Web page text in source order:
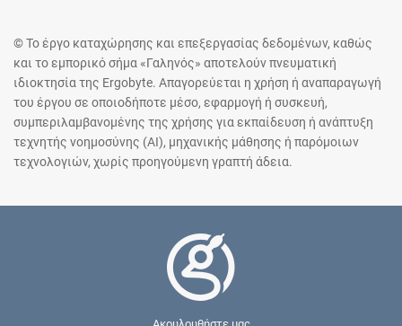
© Το έργο καταχώρησης και επεξεργασίας δεδομένων, καθώς
και το εμπορικό σήμα «Γαληνός» αποτελούν πνευματική
ιδιοκτησία της Ergobyte. Απαγορεύεται η χρήση ή αναπαραγωγή
του έργου σε οποιοδήποτε μέσο, εφαρμογή ή συσκευή,
συμπεριλαμβανομένης της χρήσης για εκπαίδευση ή ανάπτυξη
τεχνητής νοημοσύνης (AI), μηχανικής μάθησης ή παρόμοιων
τεχνολογιών, χωρίς προηγούμενη γραπτή άδεια.